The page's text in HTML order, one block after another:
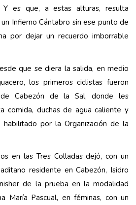
Y es que, a estas alturas, resulta
Infierno Cántabro sin ese punto de
por dejar un recuerdo imborrable
que se diera la salida, en medio
los primeros ciclistas fueron
Cabezón de la Sal, donde les
comida, duchas de agua caliente y
por la Organización de la
en las Tres Colladas dejó, con un
residente en Cabezón, Isidro
de la prueba en la modalidad
María Pascual, en féminas, con un